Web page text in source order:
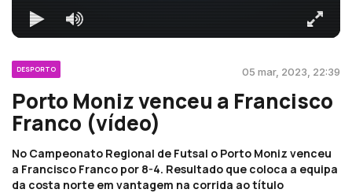
DESPORTO 05 mar, 2023, 22:39
Porto Moniz venceu a Francisco
Franco (vídeo)
No Campeonato Regional de Futsal o Porto Moniz venceu
a Francisco Franco por 8-4. Resultado que coloca a equipa
da costa norte em vantagem na corrida ao título